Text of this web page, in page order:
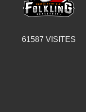
61587 VISITES